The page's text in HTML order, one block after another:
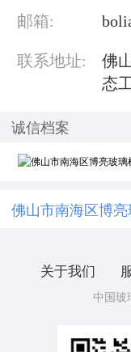
邮箱:
联系地址:
佛
态
诚信档案
佛山市南海区博
关于我们
中国玻